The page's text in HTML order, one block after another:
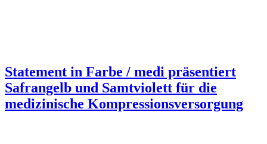
Statement in Farbe / medi präsentiert
Safrangelb und Samtviolett für die
medizinische Kompressionsversorgung